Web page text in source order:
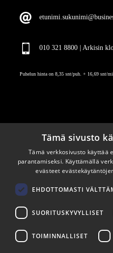
010 321 8800 | Arkisin
Puhelun hinta on 8,35 snt/puh. + 16,69 snt/
Pysy ajan tasalla
Tilaa uutiskirjeemme
Seuraa meitä
LinkedIn Facebook Instagram
Tämä sivusto
Tämä verkkosivusto käyttää
parantamiseksi. Käyttämällä
evästeet
EHDOTTOMASTI
SUORITUSKYVYLLISET
TOIMINNALLISET